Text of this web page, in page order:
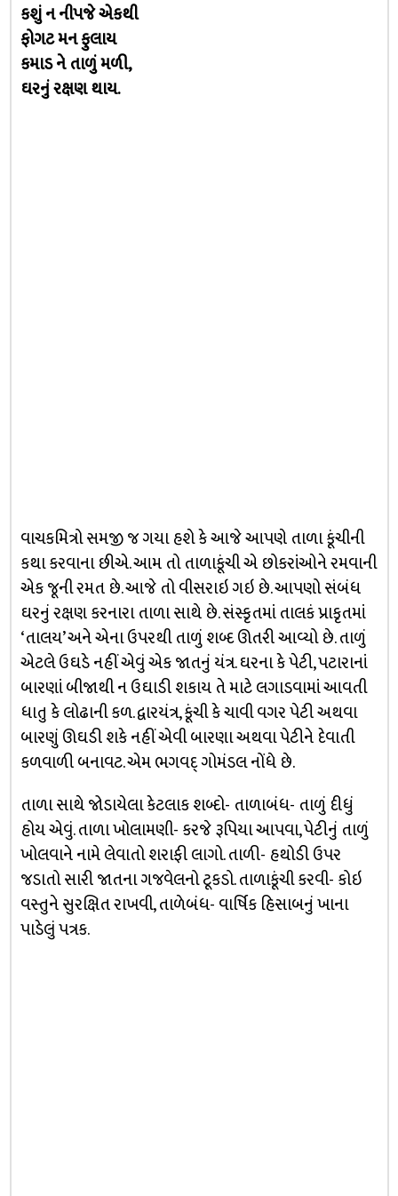
કશું ન નીપજે એકથી
ફોગટ મન ફુલાય
કમાડ ને તાળું મળી,
ઘરનું રક્ષણ થાય.
વાચકમિત્રો સમજી જ ગયા હશે કે આજે આપણે તાળા કૂંચીની
કથા કરવાના છીએ. આમ તો તાળાકૂંચી એ છોકરાંઓને રમવાની
એક જૂની રમત છે. આજે તો વીસરાઇ ગઇ છે. આપણો સંબંધ
ઘરનું રક્ષણ કરનારા તાળા સાથે છે. સંસ્કૃતમાં તાલકં પ્રાકૃતમાં
‘તાલય’ અને એના ઉપરથી તાળું શબ્દ ઊતરી આવ્યો છે. તાળું
એટલે ઉઘડે નહીં એવું એક જાતનું યંત્ર. ઘરના કે પેટી, પટારાનાં
બારણાં બીજાથી ન ઉઘાડી શકાય તે માટે લગાડવામાં આવતી
ધાતુ કે લોઢાની કળ. દ્વારયંત્ર, કૂંચી કે ચાવી વગર પેટી અથવા
બારણું ઊઘડી શકે નહીં એવી બારણા અથવા પેટીને દેવાતી
કળવાળી બનાવટ. એમ ભગવદ્ ગોમંડલ નોંધે છે.
તાળા સાથે જોડાયેલા કેટલાક શબ્દો- તાળાબંધ- તાળું દીધું
હોય એવું. તાળા ખોલામણી- કરજે રૂપિયા આપવા, પેટીનું તાળું
ખોલવાને નામે લેવાતો શરાફી લાગો. તાળી- હથોડી ઉપર
જડાતો સારી જાતના ગજવેલનો ટૂકડો. તાળાકૂંચી કરવી- કોઇ
વસ્તુને સુરક્ષિત રાખવી, તાળેબંધ- વાર્ષિક હિસાબનું ખાના
પાડેલું પત્રક.